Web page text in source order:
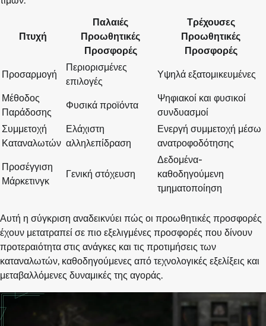
Πτυχή
Παλαιές
Προωθητικές
Προσφορές
Τρέχουσες
Προωθητικές
Προσφορές
Προσαρμογή
Περιορισμένες
επιλογές
Υψηλά εξατομικευμένες
Μέθοδος
Παράδοσης
Φυσικά προϊόντα
Ψηφιακοί και φυσικοί
συνδυασμοί
Συμμετοχή
Καταναλωτών
Ελάχιστη
αλληλεπίδραση
Ενεργή συμμετοχή μέσω
ανατροφοδότησης
Προσέγγιση
Μάρκετινγκ
Γενική στόχευση
Δεδομένα-
καθοδηγούμενη
τμηματοποίηση
Αυτή η σύγκριση αναδεικνύει πώς οι προωθητικές προσφορές
έχουν μετατραπεί σε πιο εξελιγμένες προσφορές που δίνουν
προτεραιότητα στις ανάγκες και τις προτιμήσεις των
καταναλωτών, καθοδηγούμενες από τεχνολογικές εξελίξεις και
μεταβαλλόμενες δυναμικές της αγοράς.